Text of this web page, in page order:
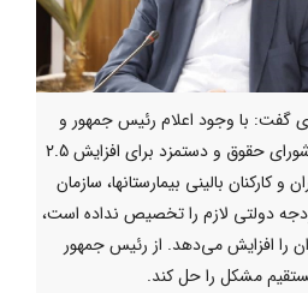
گفت: با وجود اعلام رئیس جمهور و
وزیر بهداشت و ابلاغ مصوبه شورای حقوق و دستمزد برای افزایش 2.5
و کارکنان بالینی بیمارستانها، سازمان
4 ماه هنوز بودجه دولتی لازم را تخصیص نداده است،
را افزایش می‌دهد. از رئیس جمهور
مشکل را حل کند.